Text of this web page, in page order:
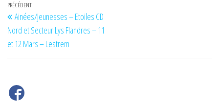
Navigation
de
l’article
Article
précédent
PRÉCÉDENT
Ainées/Jeunesses – Etoiles CD
Nord et Secteur Lys Flandres – 11
et 12 Mars – Lestrem